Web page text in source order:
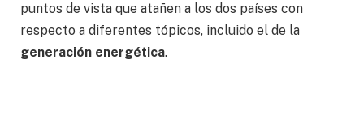
puntos de vista que atañen a los dos países con
respecto a diferentes tópicos, incluido el de la
generación energética.